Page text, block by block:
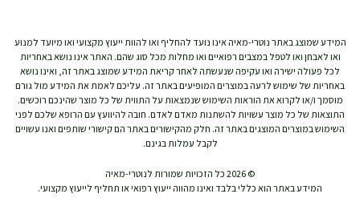
המידע שמוצג באתר נוטרי-מאיה אינו נועד להחליף ואו להוות ייעוץ מקצועי ואו מיועד למנוע
ואו לאבחן ואו לטפל במצבים רפואיים ואו מחלות מכל סוג שהם. האתר אינו נושא באחריות
לכל פעולה ישירה ואו עקיפה שנעשתה לאחר קריאת המידע שמוצג באתר זה, ואינו נושא
באחריות של שימוש לרעה במוצרים המופיעים באתר זה. עליכם לאמת את המידע מול גורם
מוסמך ו/או לקרוא את הוראות השימוש שנמצאות על התווית של כל מוצר שהינכם רוכשים.
התוצאות של כל מוצר עשויות להשתנות מאדם לאדם. חובה להיוועץ עם הרופא שלכם לפני
השימוש במוצרים המוצגים באתר זה. חלק מהקישורים באתר הם קישורי שותפים ואנו עשויים
לקבל עמלות בגינם.
© 2026 כל הזכויות שמורות לנוטרי-מאיה
המידע באתר הוא כללי בלבד ואינו מהווה ייעוץ רפואי או תחליף לייעוץ מקצועי.